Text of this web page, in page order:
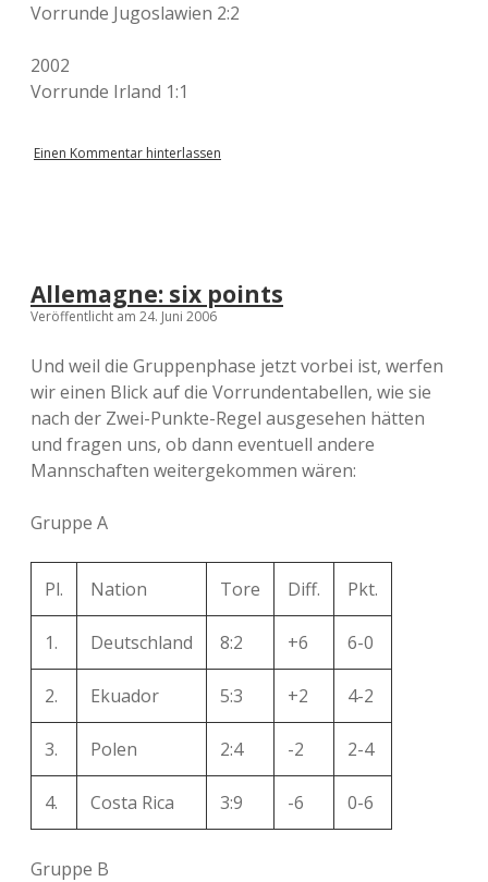
Vorrunde Jugoslawien 2:2
2002
Vorrunde Irland 1:1
Einen Kommentar hinterlassen
Allemagne: six points
Veröffentlicht am 24. Juni 2006
Und weil die Gruppenphase jetzt vorbei ist, werfen
wir einen Blick auf die Vorrundentabellen, wie sie
nach der Zwei-Punkte-Regel ausgesehen hätten
und fragen uns, ob dann eventuell andere
Mannschaften weitergekommen wären:
Gruppe A
Pl. Nation Tore Diff. Pkt.
1. Deutschland 8:2 +6 6-0
2. Ekuador 5:3 +2 4-2
3. Polen 2:4 -2 2-4
4. Costa Rica 3:9 -6 0-6
Gruppe B